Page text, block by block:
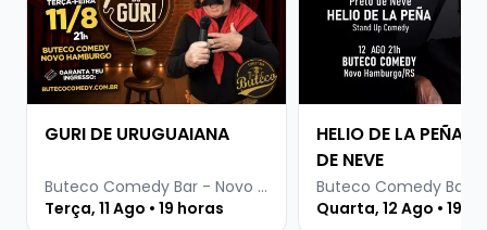
GURI DE URUGUAIANA
Buteco Comedy Bar - Novo Hamburgo
Terça, 11 Ago • 19 horas
HELIO DE LA PEÑA -
DE NEVE
Quarta, 12 Ago • 19